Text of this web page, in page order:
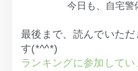
今日も、自宅警
最後まで、読んでいた
す(*^^*)
ランキングに参加してい